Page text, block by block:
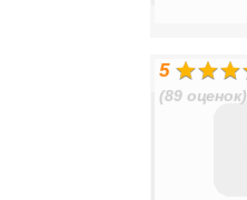
5
(89 оценок)